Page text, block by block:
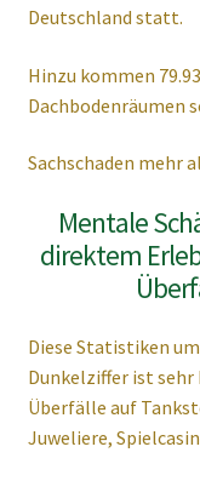
Deutschland statt.
Hinzu kommen
Dachbodenräumen
Sachschaden mehr
Mentale
direktem
Diese Statistiken
Dunkelziffer ist
Überfälle auf
Juweliere,